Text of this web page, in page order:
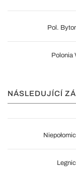
Pol.
Polonia
NÁSLEDUJÍCÍ